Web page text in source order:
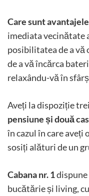
Care sunt
imediata vecinătate
posibilitatea de a vă
de a vă încărca
relaxându-vă în
Aveți la dispoziție
pensiune și două
în cazul în care aveți
sosiți alături de un
Cabana nr. 1dispune
bucătărie și living,